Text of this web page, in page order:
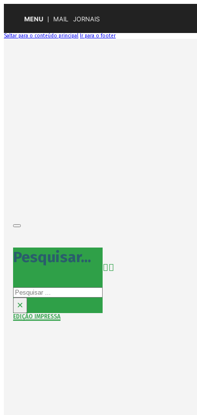
MENU MAIL JORNAIS
Saltar para o conteúdo principal Ir para o footer
Pesquisar...
Pesquisar
×
EDIÇÃO IMPRESSA